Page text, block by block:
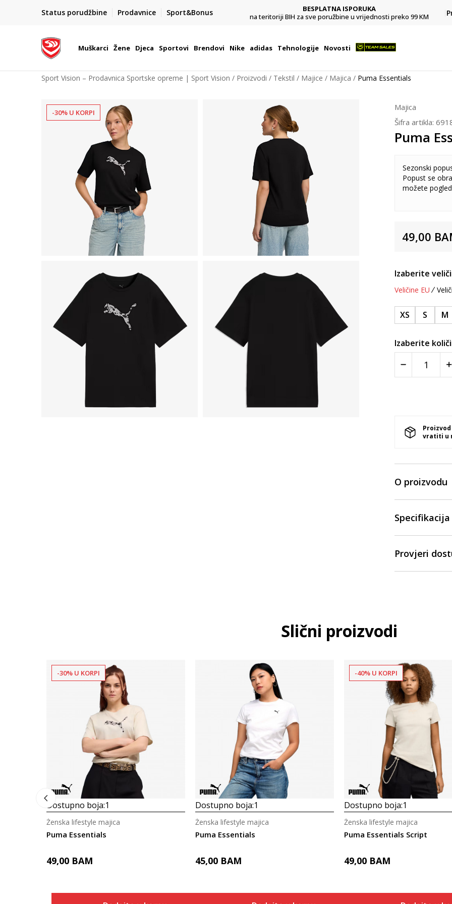
Status porudžbine Prodavnice Sport&Bonus
POZOVITE NAS NA : 055/490-400
Pon-Pet od 9h - 16h
BESPLATNA ISPORUKA
na teritoriji BIH za sve poružbine u vrijednosti preko 99 KM
Muškarci Žene Djeca Sportovi Brendovi Nike adidas Tehnologije Novosti
Sport Vision – Prodavnica Sportske opreme | Sport Vision Proizvodi Tekstil Majice Majica Puma Essentials
-30% U KORPI
Majica
Šifra artikla:
Puma
Sezonski
Popust se
možete
49,00
Izaberite
Veličine EU
XS S M
Izaberite
vratiti u
O proizvodu
Specifikacija
Provjeri
Slični proizvodi
-30% U KORPI
Dostupno boja:1
Puma Essentials
Ženska lifestyle majica
49,00 BAM
Dostupno boja:1
Puma Essentials
Ženska lifestyle majica
45,00 BAM
-40% U KORPI
Dostupno boja:1
Puma Essentials Script
Ženska lifestyle majica
49,00 BAM